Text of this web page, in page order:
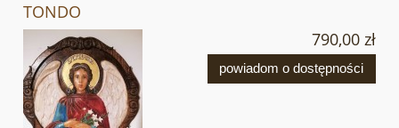
TONDO
790,00 zł
powiadom o dostępności